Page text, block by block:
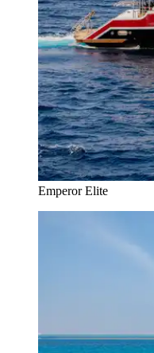
Emperor Elite